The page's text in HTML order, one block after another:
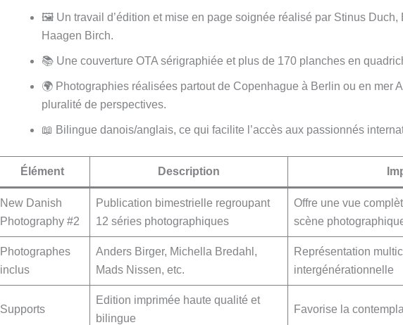
🖼️ Un travail d’édition et mise en page soignée réalisé par Stinus Duch,
Haagen Birch.
📚 Une couverture OTA sérigraphiée et plus de 170 planches en
🌍 Photographies réalisées partout de Copenhague à Berlin ou en mer
pluralité de perspectives.
📖 Bilingue danois/anglais, ce qui facilite l’accès aux passionnés
Élément Description
New Danish
Photography #2
Publication bimestrielle regroupant
12 séries photographiques
Offre une vue
scène
Photographes
inclus
Anders Birger, Michella Bredahl,
Mads Nissen, etc.
Représentation
intergénérationnelle
Supports
Edition imprimée haute qualité et
bilingue
Favorise la